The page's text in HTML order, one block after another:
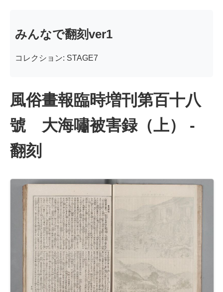
みんなで翻刻ver1
コレクション: STAGE7
風俗畫報臨時増刊第百十八
號 大海嘯被害録（上） -
翻刻